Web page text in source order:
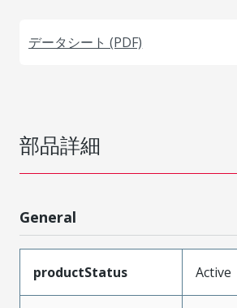
データシート (PDF)
部品詳細
General
productStatus Active